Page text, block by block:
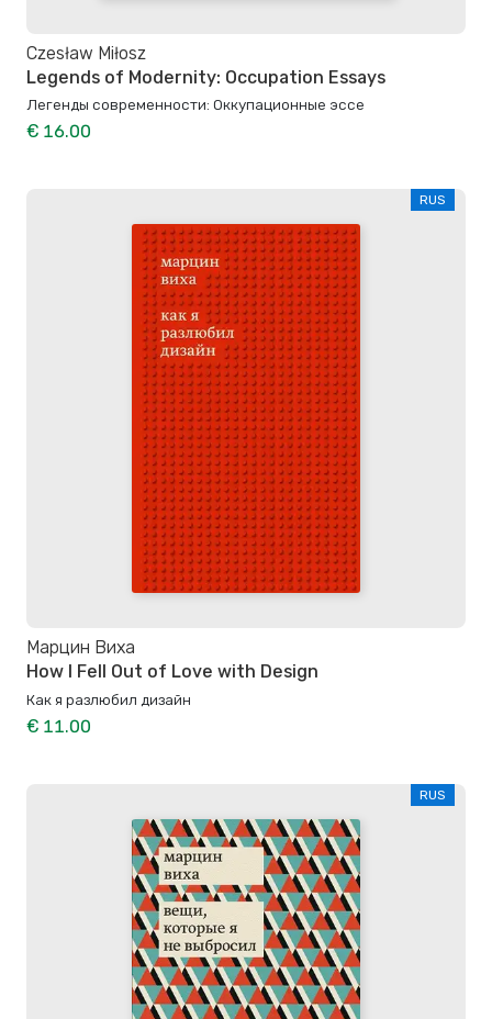
Czesław Miłosz
Legends of Modernity: Occupation Essays
Легенды современности: Оккупационные эссе
€ 16.00
RUS
Марцин Виха
How I Fell Out of Love with Design
Как я разлюбил дизайн
€ 11.00
RUS